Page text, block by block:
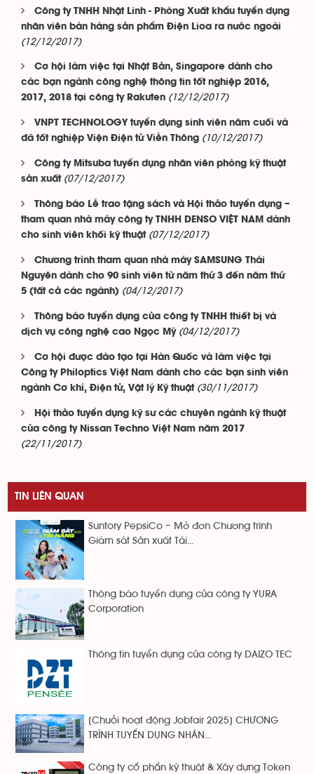
Công ty TNHH Nhật Linh - Phòng Xuất khẩu tuyển dụng
nhân viên bán hàng sản phẩm Điện Lioa ra nước ngoài
(12/12/2017)
Cơ hội làm việc tại Nhật Bản, Singapore dành cho
các bạn ngành công nghệ thông tin tốt nghiệp 2016,
2017, 2018 tại công ty Rakuten (12/12/2017)
VNPT TECHNOLOGY tuyển dụng sinh viên năm cuối và
đã tốt nghiệp Viện Điện tử Viễn Thông (10/12/2017)
Công ty Mitsuba tuyển dụng nhân viên phòng kỹ thuật
sản xuất (07/12/2017)
Thông báo Lễ trao tặng sách và Hội thảo tuyển dụng –
tham quan nhà máy công ty TNHH DENSO VIỆT NAM dành
cho sinh viên khối kỹ thuật (07/12/2017)
Chương trình tham quan nhà máy SAMSUNG Thái
Nguyên dành cho 90 sinh viên từ năm thứ 3 đến năm thứ
5 (tất cả các ngành) (04/12/2017)
Thông báo tuyển dụng của công ty TNHH thiết bị và
dịch vụ công nghệ cao Ngọc Mỹ (04/12/2017)
Cơ hội được đào tạo tại Hàn Quốc và làm việc tại
Công ty Philoptics Việt Nam dành cho các bạn sinh viên
ngành Cơ khí, Điện tử, Vật lý Kỹ thuật (30/11/2017)
Hội thảo tuyển dụng kỹ sư các chuyên ngành kỹ thuật
của công ty Nissan Techno Việt Nam năm 2017
(22/11/2017)
TIN LIÊN QUAN
Suntory PepsiCo – Mở đơn Chương trình
Giám sát Sản xuất Tài...
Thông báo tuyển dụng của công ty YURA
Corporation
Thông tin tuyển dụng của công ty DAIZO TEC
[Chuỗi hoạt động Jobfair 2025] CHƯƠNG
TRÌNH TUYỂN DỤNG NHÂN...
Công ty cổ phẩn kỹ thuật & Xây dựng Token